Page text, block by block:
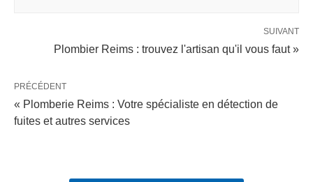
SUIVANT
Plombier Reims : trouvez l'artisan qu'il vous faut »
PRÉCÉDENT
« Plomberie Reims : Votre spécialiste en détection de
fuites et autres services